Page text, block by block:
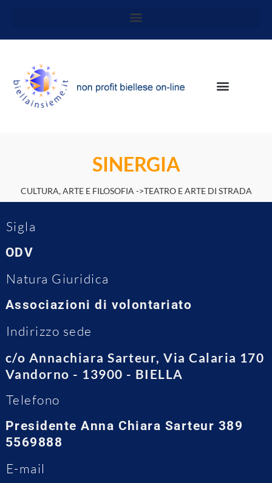
SINERGIA
CULTURA, ARTE E FILOSOFIA ->TEATRO E ARTE DI STRADA
Sigla
ODV
Natura Giuridica
Associazioni di volontariato
Indirizzo sede
c/o Annachiara Sarteur, Via Calaria 170
Vandorno - 13900 - BIELLA
Telefono
Presidente Anna Chiara Sarteur 389
5569888
E-mail